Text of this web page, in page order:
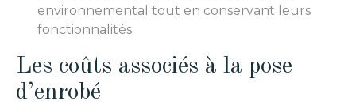
environnemental tout en conservant leurs
fonctionnalités.
Les coûts associés à la pose
d’enrobé